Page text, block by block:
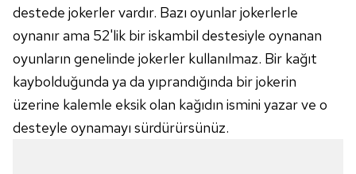
destede jokerler vardır. Bazı oyunlar jokerlerle
oynanır ama 52'lik bir iskambil destesiyle oynanan
oyunların genelinde jokerler kullanılmaz. Bir kağıt
kaybolduğunda ya da yıprandığında bir jokerin
üzerine kalemle eksik olan kağıdın ismini yazar ve o
desteyle oynamayı sürdürürsünüz.